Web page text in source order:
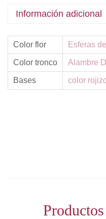
Información adicional
Color flor Esferas
Color tronco Alambre
Bases color